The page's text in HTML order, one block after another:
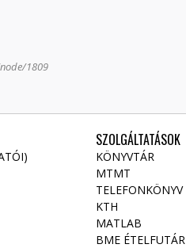
1809
SZOLGÁLTATÁSOK
KÖNYVTÁR
MTMT
TELEFONKÖNYV
KTH
MATLAB
BME ÉTELFUTÁR